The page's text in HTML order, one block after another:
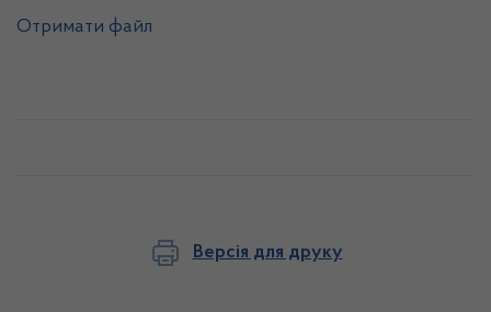
Отримати файл
Версія для друку